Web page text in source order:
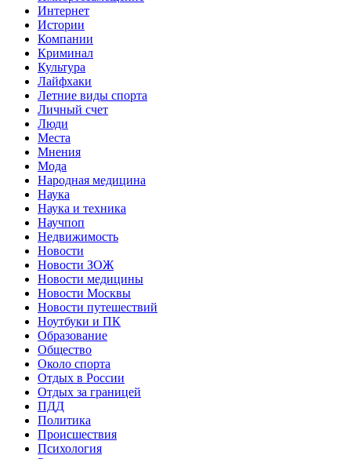
Интернет
Истории
Компании
Криминал
Культура
Лайфхаки
Летние виды спорта
Личный счет
Люди
Места
Мнения
Мода
Народная медицина
Наука
Наука и техника
Научпоп
Недвижимость
Новости
Новости ЗОЖ
Новости медицины
Новости Москвы
Новости путешествий
Ноутбуки и ПК
Образование
Общество
Около спорта
Отдых в России
Отдых за границей
ПДД
Политика
Происшествия
Психология